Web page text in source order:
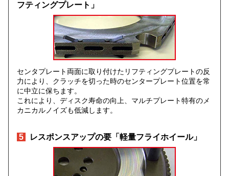
フティングプレート」
センタプレート両面に取り付けたリフティングプレートの反
力により、クラッチを切った時のセンタープレート位置を常
に中立に保ちます。
これにより、ディスク寿命の向上、マルチプレート特有のメ
カニカルノイズも低減します。
5 レスポンスアップの要「軽量フライホイール」